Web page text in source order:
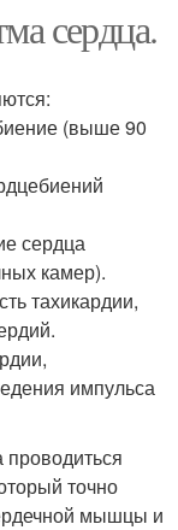
сердца.
(выше 90
сердца
камер).
тахикардии,
импульса
точно
мышцы и